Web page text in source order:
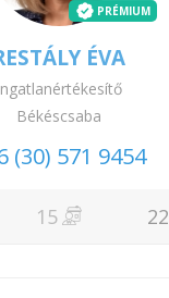
PRÉMIUM
ÉVA
Békéscsaba
(30) 571 9454
15 22